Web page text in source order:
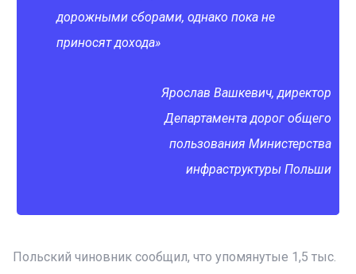
дорожными сборами, однако пока не
приносят дохода»
Ярослав Вашкевич, директор
Департамента дорог общего
пользования Министерства
инфраструктуры Польши
Польский чиновник сообщил, что упомянутые 1,5 тыс.